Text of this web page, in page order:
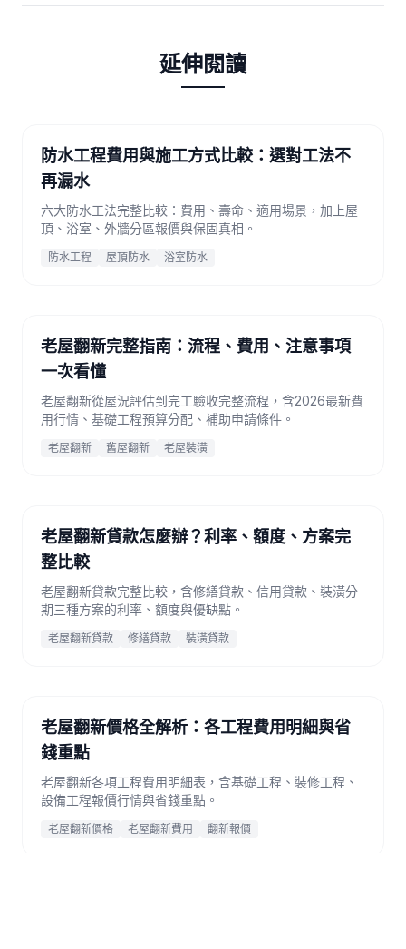
延伸閱讀
防水工程費用與施工方式比較：選對工法不
再漏水
六大防水工法完整比較：費用、壽命、適用場景，加上屋
頂、浴室、外牆分區報價與保固真相。
防水工程 屋頂防水 浴室防水
老屋翻新完整指南：流程、費用、注意事項
一次看懂
老屋翻新從屋況評估到完工驗收完整流程，含2026最新費
用行情、基礎工程預算分配、補助申請條件。
老屋翻新 舊屋翻新 老屋裝潢
老屋翻新貸款怎麼辦？利率、額度、方案完
整比較
老屋翻新貸款完整比較，含修繕貸款、信用貸款、裝潢分
期三種方案的利率、額度與優缺點。
老屋翻新貸款 修繕貸款 裝潢貸款
老屋翻新價格全解析：各工程費用明細與省
錢重點
老屋翻新各項工程費用明細表，含基礎工程、裝修工程、
設備工程報價行情與省錢重點。
老屋翻新價格 老屋翻新費用 翻新報價